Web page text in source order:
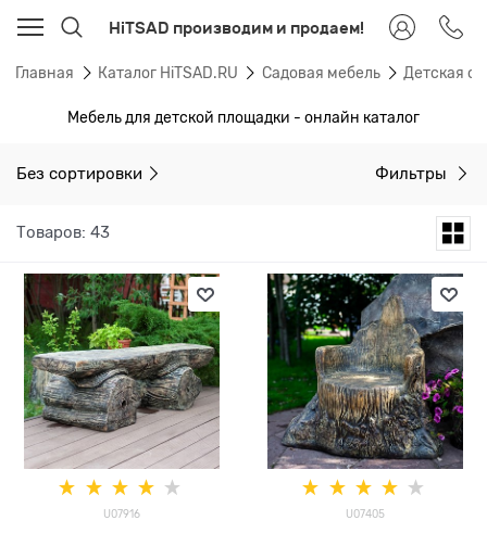
HiTSAD производим и продаем!
Главная Каталог HiTSAD.RU Садовая мебель Детская
Мебель для детской площадки - онлайн каталог
Без сортировки Фильтры
Товаров: 43
U07916 U07405